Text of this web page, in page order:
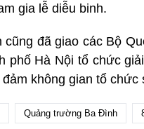
gia lễ diễu binh.
đã giao các Bộ
phố Hà Nội tổ chức
không gian tổ chức
Quảng trường Ba Đình